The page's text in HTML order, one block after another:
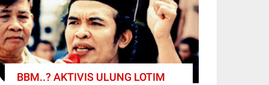
BBM..? AKTIVIS ULUNG LOTIM